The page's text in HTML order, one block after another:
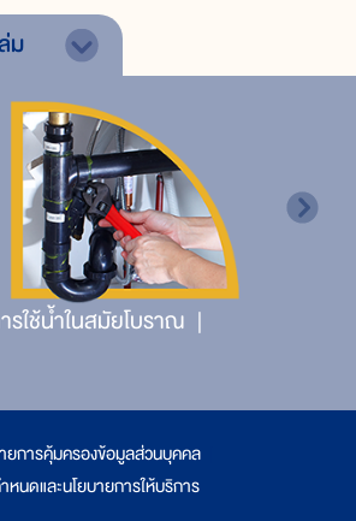
ม
รใช้น้ำในสมัยโบราณ
ยการคุ้มครองข้อมูลส่วนบุคคล
หนดและนโยบายการให้บริการ